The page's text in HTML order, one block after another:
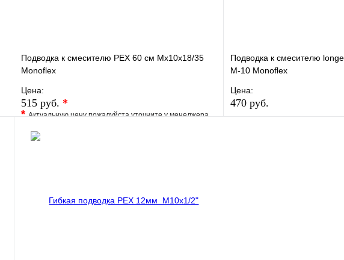
Подводка к смесителю РЕХ 60 см Мх10х18/35
Monoflex
Цена:
515 руб. *
*Актуальную цену пожалуйста уточните у менеджера
В избранное
Подводка к смесителю
М-10 Monoflex
Цена:
470 руб.